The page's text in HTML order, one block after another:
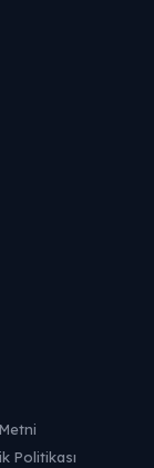
Politikası